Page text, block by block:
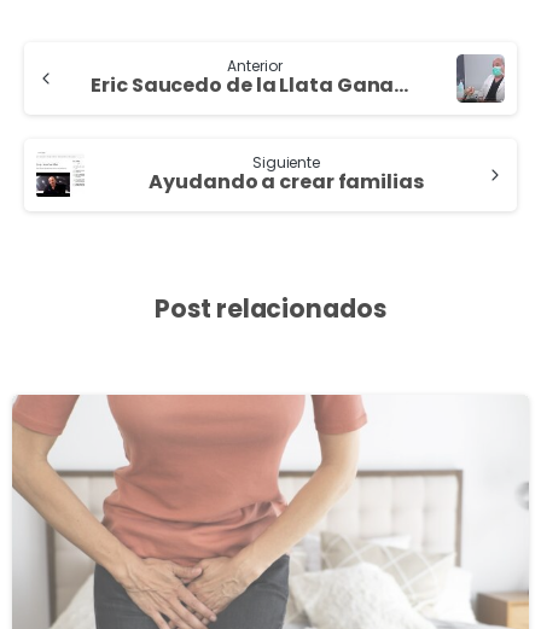
Anterior
Eric Saucedo de la Llata Ganador premio nacional Doctoralia 2020 | 7TV
Siguiente
Ayudando a crear familias
Post relacionados